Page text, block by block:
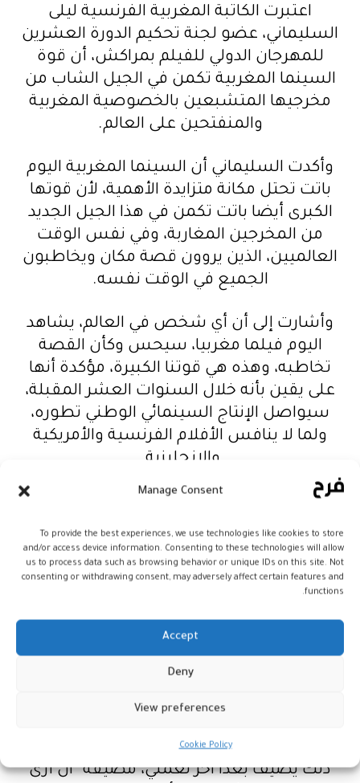
Manage Consent
To provide the best experiences, we use technologies like cookies to store
and/or access device information. Consenting to these technologies will allow
us to process data such as browsing behavior or unique IDs on this site. Not
consenting or withdrawing consent, may adversely affect certain features and
functions.
Accept
Deny
View preferences
Cookie Policy
اعتبرت الكاتبة المغربية الفرنسية ليلى
السليماني، عضو لجنة تحكيم الدورة العشرين
للمهرجان الدولي للفيلم بمراكش، أن قوة
السينما المغربية تكمن في الجيل الشاب من
مخرجيها المتشبعين بالخصوصية المغربية
والمنفتحين على العالم.
وأكدت السليماني أن السينما المغربية اليوم
باتت تحتل مكانة متزايدة الأهمية، لأن قوتها
الكبرى أيضا باتت تكمن في هذا الجيل الجديد
من المخرجين المغاربة، وفي نفس الوقت
العالميين، الذين يروون قصة مكان ويخاطبون
الجميع في الوقت نفسه.
وأشارت إلى أن أي شخص في العالم، يشاهد
اليوم فيلما مغربيا، سيحس وكأن القصة
تخاطبه، وهذه هي قوتنا الكبيرة، مؤكدة أنها
على يقين بأنه خلال السنوات العشر المقبلة،
سيواصل الإنتاج السينمائي الوطني تطوره،
ولما لا ينافس الأفلام الفرنسية والأمريكية
والانجليزية.
من جهة أخرى، أعربت السليماني عن سعادتها
لكونها ستتمكن من مشاهدة أفلام مختلفة
تسلط الضوء على جودة عمل المخرجين
ورؤيتهم الفريدة فيما يتعلق بمواضيع متنوعة،
باعتبارها كاتبة وعضوا في لجنة تحكيم هذه
الدورة من المهرجان الدولي للفيلم بمراكش،
وتعليقا على اقتباس روايتها “أغنية هادئة” في
السينما، أكدت السليماني أنها كانت تجربة
غريبة جدا، “لأنك في الوقت الذي تشاهد قصتك
وظفها شخص آخر، واختار لها ممثلين وديكورا.
ذلك يضيف بعدا آخر لعملي، مضيفة “ان أرى